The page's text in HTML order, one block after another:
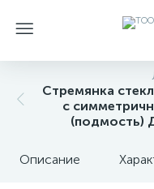
Стремянка
с
(подмость)
Описание